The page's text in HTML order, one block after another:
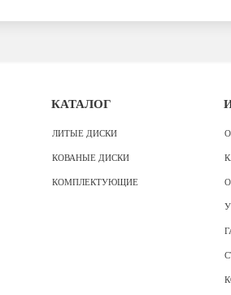
КАТАЛОГ
ЛИТЫЕ ДИСКИ
КОВАНЫЕ ДИСКИ
КОМПЛЕКТУЮЩИЕ